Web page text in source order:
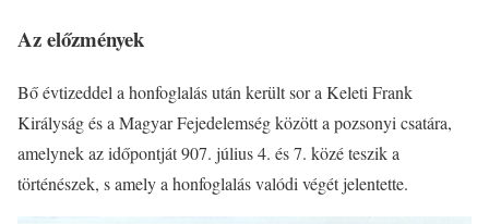
Az előzmények
Bő évtizeddel a honfoglalás után került sor a Keleti Frank
Királyság és a Magyar Fejedelemség között a pozsonyi csatára,
amelynek az időpontját 907. július 4. és 7. közé teszik a
történészek, s amely a honfoglalás valódi végét jelentette.